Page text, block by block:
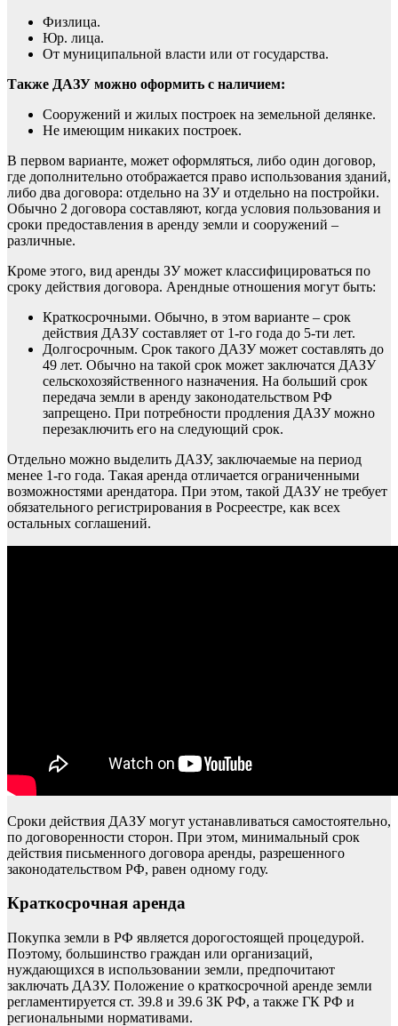
Физлица.
Юр. лица.
От муниципальной власти или от государства.
Также ДАЗУ можно оформить с наличием:
Сооружений и жилых построек на земельной делянке.
Не имеющим никаких построек.
В первом варианте, может оформляться, либо один договор,
где дополнительно отображается право использования зданий,
либо два договора: отдельно на ЗУ и отдельно на постройки.
Обычно 2 договора составляют, когда условия пользования и
сроки предоставления в аренду земли и сооружений –
различные.
Кроме этого, вид аренды ЗУ может классифицироваться по
сроку действия договора. Арендные отношения могут быть:
Краткосрочными. Обычно, в этом варианте – срок
действия ДАЗУ составляет от 1-го года до 5-ти лет.
Долгосрочным. Срок такого ДАЗУ может составлять до
49 лет. Обычно на такой срок может заключатся ДАЗУ
сельскохозяйственного назначения. На больший срок
передача земли в аренду законодательством РФ
запрещено. При потребности продления ДАЗУ можно
перезаключить его на следующий срок.
Отдельно можно выделить ДАЗУ, заключаемые на период
менее 1-го года. Такая аренда отличается ограниченными
возможностями арендатора. При этом, такой ДАЗУ не требует
обязательного регистрирования в Росреестре, как всех
остальных соглашений.
Сроки действия ДАЗУ могут устанавливаться самостоятельно,
по договоренности сторон. При этом, минимальный срок
действия письменного договора аренды, разрешенного
законодательством РФ, равен одному году.
Краткосрочная аренда
Покупка земли в РФ является дорогостоящей процедурой.
Поэтому, большинство граждан или организаций,
нуждающихся в использовании земли, предпочитают
заключать ДАЗУ. Положение о краткосрочной аренде земли
регламентируется ст. 39.8 и 39.6 ЗК РФ, а также ГК РФ и
региональными нормативами.